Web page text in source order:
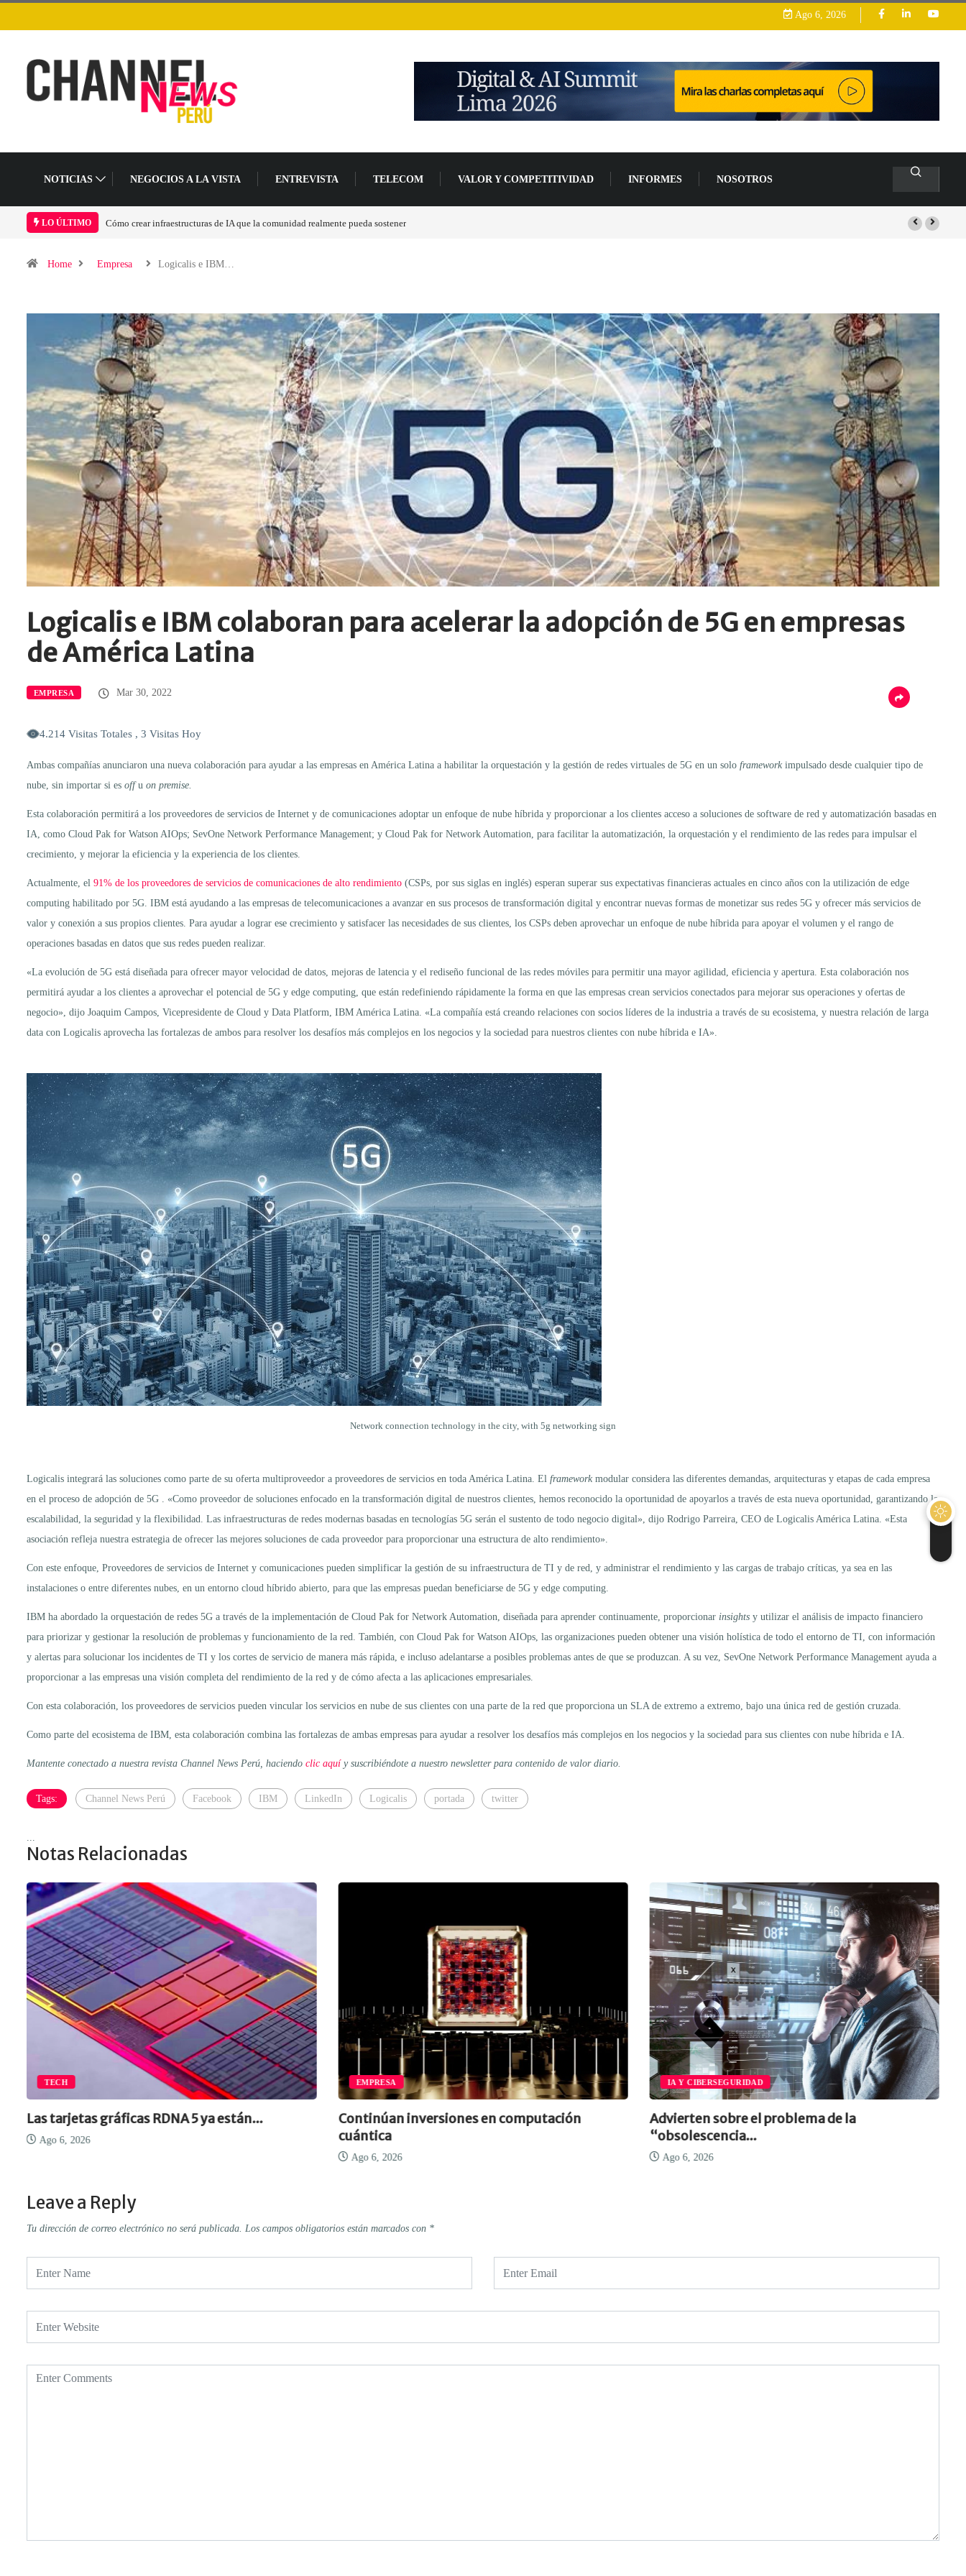
Ago 6, 2026
NOTICIAS NEGOCIOS A LA VISTA ENTREVISTA TELECOM VALOR Y COMPETITIVIDAD INFORMES NOSOTROS
LO ÚLTIMO Las tarjetas gráficas RDNA 5 ya están en fase avanzada de desarrollo
Home Empresa Logicalis e IBM…
Logicalis e IBM colaboran para acelerar la adopción de 5G en empresas
de América Latina
EMPRESA Mar 30, 2022
4.214 Visitas Totales , 3 Visitas Hoy
Ambas compañías anunciaron una nueva colaboración para ayudar a las empresas en América Latina a habilitar la orquestación y la gestión de redes virtuales de 5G en un solo frameworkimpulsado desde cualquier tipo de
nube, sin importar si es offu on premise.
Esta colaboración permitirá a los proveedores de servicios de Internet y de comunicaciones adoptar un enfoque de nube híbrida y proporcionar a los clientes acceso a soluciones de software de red y automatización basadas en
IA, como Cloud Pak for Watson AIOps; SevOne Network Performance Management; y Cloud Pak for Network Automation, para facilitar la automatización, la orquestación y el rendimiento de las redes para impulsar el
crecimiento, y mejorar la eficiencia y la experiencia de los clientes.
Actualmente, el 91% de los proveedores de servicios de comunicaciones de alto rendimiento (CSPs, por sus siglas en inglés) esperan superar sus expectativas financieras actuales en cinco años con la utilización de edge
computing habilitado por 5G. IBM está ayudando a las empresas de telecomunicaciones a avanzar en sus procesos de transformación digital y encontrar nuevas formas de monetizar sus redes 5G y ofrecer más servicios de
valor y conexión a sus propios clientes. Para ayudar a lograr ese crecimiento y satisfacer las necesidades de sus clientes, los CSPs deben aprovechar un enfoque de nube híbrida para apoyar el volumen y el rango de
operaciones basadas en datos que sus redes pueden realizar.
«La evolución de 5G está diseñada para ofrecer mayor velocidad de datos, mejoras de latencia y el rediseño funcional de las redes móviles para permitir una mayor agilidad, eficiencia y apertura. Esta colaboración nos
permitirá ayudar a los clientes a aprovechar el potencial de 5G y edge computing, que están redefiniendo rápidamente la forma en que las empresas crean servicios conectados para mejorar sus operaciones y ofertas de
negocio», dijo Joaquim Campos, Vicepresidente de Cloud y Data Platform, IBM América Latina. «La compañía está creando relaciones con socios líderes de la industria a través de su ecosistema, y nuestra relación de larga
data con Logicalis aprovecha las fortalezas de ambos para resolver los desafíos más complejos en los negocios y la sociedad para nuestros clientes con nube híbrida e IA».
Network connection technology in the city, with 5g networking sign
Logicalis integrará las soluciones como parte de su oferta multiproveedor a proveedores de servicios en toda América Latina. El frameworkmodular considera las diferentes demandas, arquitecturas y etapas de cada empresa
en el proceso de adopción de 5G . «Como proveedor de soluciones enfocado en la transformación digital de nuestros clientes, hemos reconocido la oportunidad de apoyarlos a través de esta nueva oportunidad, garantizando la
escalabilidad, la seguridad y la flexibilidad. Las infraestructuras de redes modernas basadas en tecnologías 5G serán el sustento de todo negocio digital», dijo Rodrigo Parreira, CEO de Logicalis América Latina. «Esta
asociación refleja nuestra estrategia de ofrecer las mejores soluciones de cada proveedor para proporcionar una estructura de alto rendimiento».
Con este enfoque, Proveedores de servicios de Internet y comunicaciones pueden simplificar la gestión de su infraestructura de TI y de red, y administrar el rendimiento y las cargas de trabajo críticas, ya sea en las
instalaciones o entre diferentes nubes, en un entorno cloud híbrido abierto, para que las empresas puedan beneficiarse de 5G y edge computing.
IBM ha abordado la orquestación de redes 5G a través de la implementación de Cloud Pak for Network Automation, diseñada para aprender continuamente, proporcionar insights y utilizar el análisis de impacto financiero
para priorizar y gestionar la resolución de problemas y funcionamiento de la red. También, con Cloud Pak for Watson AIOps, las organizaciones pueden obtener una visión holística de todo el entorno de TI, con información
y alertas para solucionar los incidentes de TI y los cortes de servicio de manera más rápida, e incluso adelantarse a posibles problemas antes de que se produzcan. A su vez, SevOne Network Performance Management ayuda a
proporcionar a las empresas una visión completa del rendimiento de la red y de cómo afecta a las aplicaciones empresariales.
Con esta colaboración, los proveedores de servicios pueden vincular los servicios en nube de sus clientes con una parte de la red que proporciona un SLA de extremo a extremo, bajo una única red de gestión cruzada.
Como parte del ecosistema de IBM, esta colaboración combina las fortalezas de ambas empresas para ayudar a resolver los desafíos más complejos en los negocios y la sociedad para sus clientes con nube híbrida e IA.
Mantente conectado a nuestra revista Channel News Perú, haciendo clic aquíy suscribiéndote a nuestro newsletter para contenido de valor diario.
Tags: Channel News Perú Facebook IBM LinkedIn Logicalis portada twitter
Notas Relacionadas
TECH
Las tarjetas gráficas RDNA 5 ya están...
Ago 6, 2026
EMPRESA
Continúan inversiones en computación
cuántica
Ago 6, 2026
IA Y CIBERSEGURIDAD
Advierten sobre el problema de la
“obsolescencia...
Ago 6, 2026
Leave a Reply
Tu dirección de correo electrónico no será publicada. Los campos obligatorios están marcados con *